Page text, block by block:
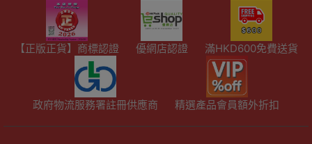
【正版正貨】商標認證 優網店認證 滿HKD600免費送貨
政府物流服務署註冊供應商 精選產品會員額外折扣